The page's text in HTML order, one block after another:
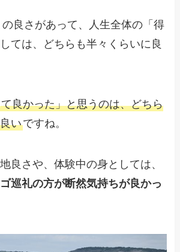
の良さがあって、人生全体の「得
ては、どちらも半々くらいに良
良かった」と思うのは、どちら
いですね。
良さや、体験中の身としては、
巡礼の方が断然気持ちが良かっ